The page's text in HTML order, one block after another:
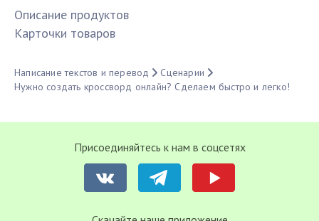
Описание продуктов
Карточки товаров
Написание текстов и перевод
Сценарии
Нужно создать кроссворд онлайн? Сделаем быстро и легко!
Присоединяйтесь к нам в соцсетях